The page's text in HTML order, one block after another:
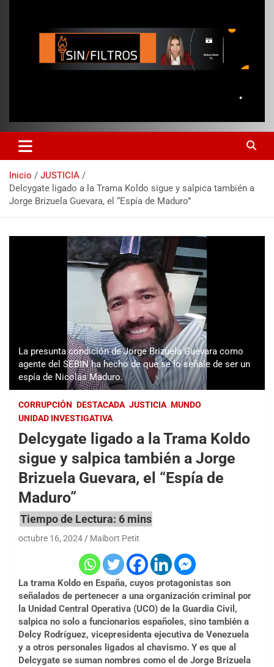
Inicio
JUSTICIA
Delcygate ligado a la Trama Koldo sigue y salpica también a
Jorge Brizuela Guevara, el “Espía de Maduro”
La presunta condición de Jorge Brizuela Guevara como
agente del SEBIN ha hecho de que se lo señale de ser un
espía de Nicolás Maduro.
CORRUPCIÓN DESTACADA JUSTICIA MUNDO
UNIDAD INVESTIGATIVA
Delcygate ligado a la Trama Koldo
sigue y salpica también a Jorge
Brizuela Guevara, el “Espía de
Maduro”
octubre 16, 2024 Maibort Petit
La trama Koldo en España, cuyos protagonistas son
señalados de pertenecer a una organización criminal por
la Unidad Central Operativa (UCO) de la Guardia Civil,
salpica no solo a funcionarios españoles, sino también a
Delcy Rodríguez, vicepresidenta ejecutiva de Venezuela
y a otros personales ligados al chavismo. Y es que al
Delcygate se suman nombres como el de Jorge Brizuela